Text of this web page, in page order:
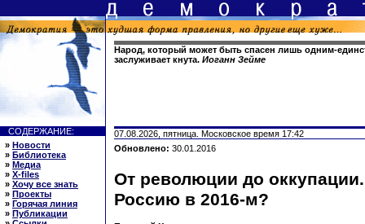
Народ, который может быть спасен лишь одним-
заслуживает кнута. Иоганн Зейме
СОДЕРЖАНИЕ:
» Новости
» Библиотека
» Медиа
» X-files
» Хочу все знать
» Проекты
» Горячая линия
» Публикации
07.08.2026, пятница. Московское время 17:42
Обновлено: 30.01.2016
От революции до
Россию в 2016-м?